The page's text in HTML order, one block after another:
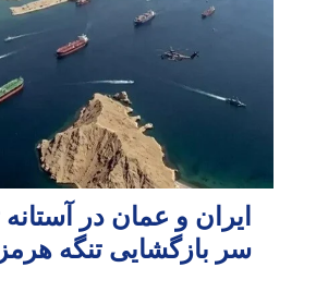
ایران و عمان در آستانه
سر بازگشایی تنگه هرمز